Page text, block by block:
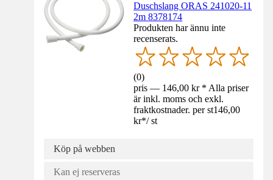
Duschslang ORAS 241020-11
2m 8378174
Produkten har ännu inte
recenserats.
(0)
pris — 146,00 kr * Alla priser
är inkl. moms och exkl.
fraktkostnader. per st146,00
kr*/ st
Köp på webben
Kan ej reserveras